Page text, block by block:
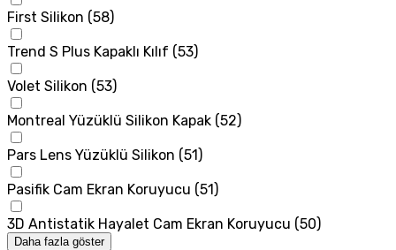
First Silikon (58)
Trend S Plus Kapaklı Kılıf (53)
Volet Silikon (53)
Montreal Yüzüklü Silikon Kapak (52)
Pars Lens Yüzüklü Silikon (51)
Pasifik Cam Ekran Koruyucu (51)
3D Antistatik Hayalet Cam Ekran Koruyucu (50)
Daha fazla göster